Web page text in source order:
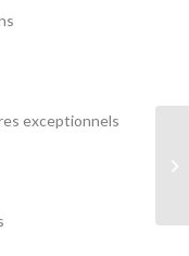
exceptionnels